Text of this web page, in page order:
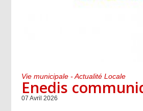
Vie municipale - Actualité Locale
Enedis
07 Avril 2026